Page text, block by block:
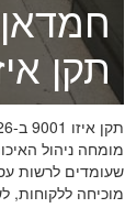
תקן איזו
שעומדים לרשות